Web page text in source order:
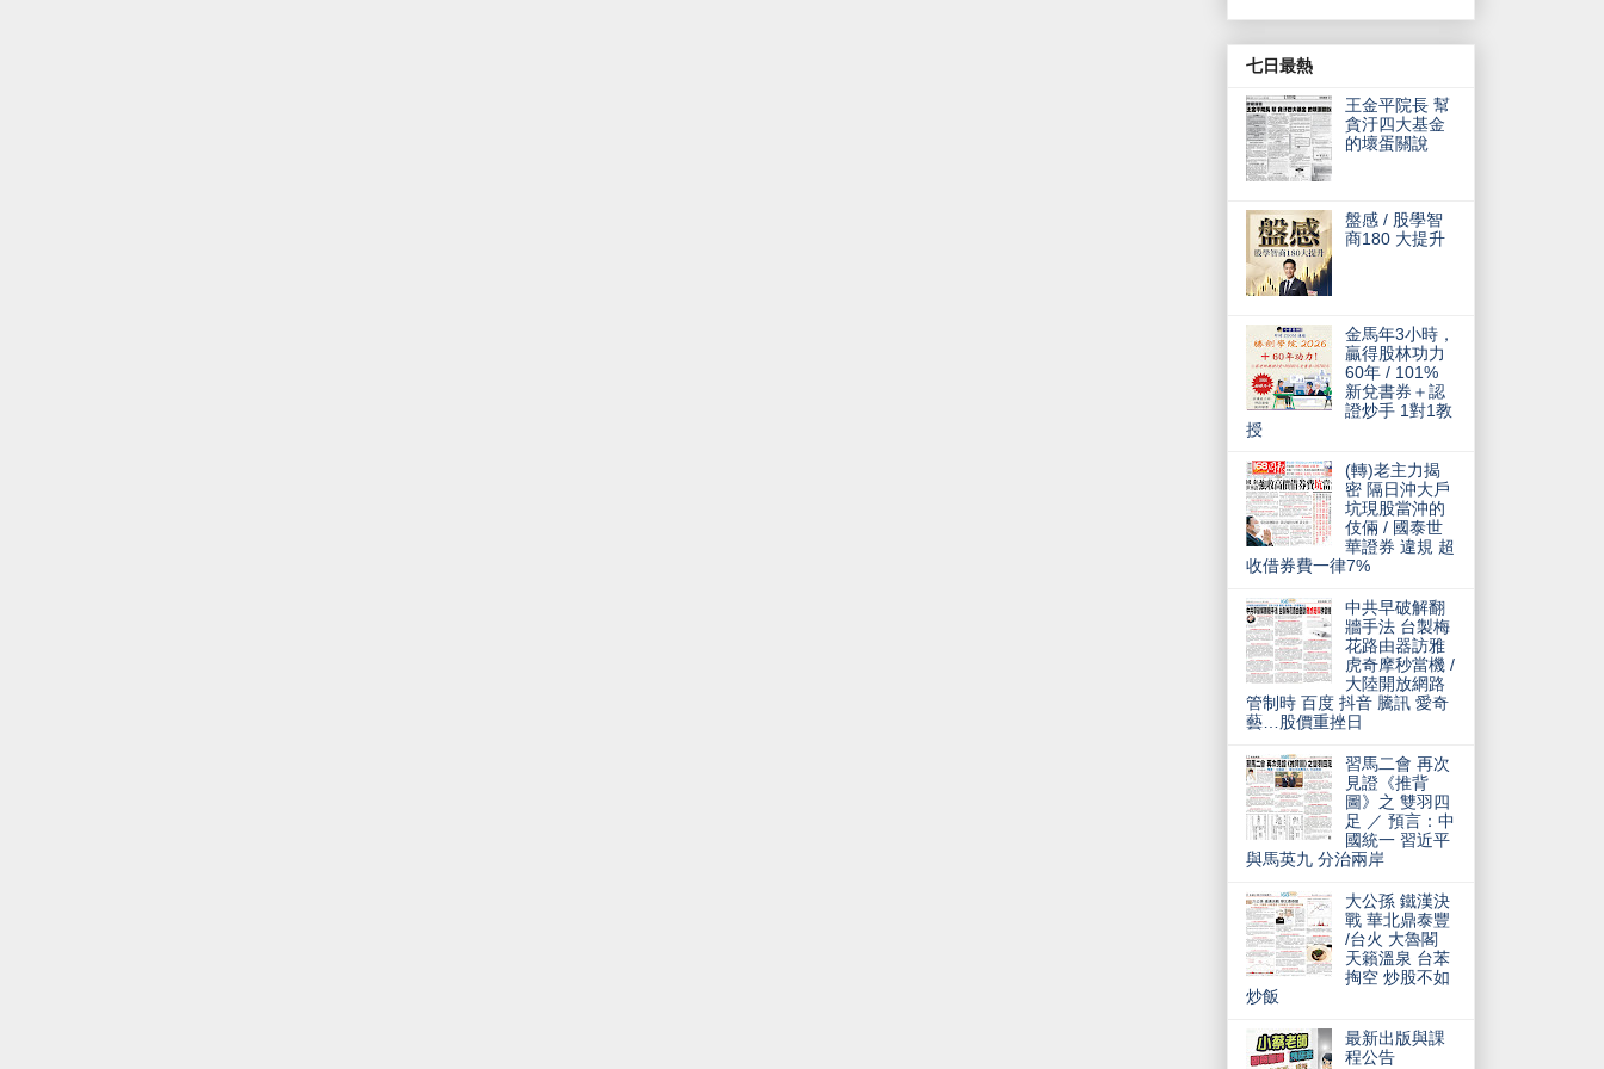
七日最熱
王金平院長 幫
貪汙四大基金
的壞蛋關說
盤感 / 股學智
商180 大提升
金馬年3小時，
贏得股林功力
60年 / 101%
新兌書券＋認
證炒手 1對1教
授
(轉)老主力揭
密 隔日沖大戶
坑現股當沖的
伎倆 / 國泰世
華證券 違規 超
收借券費一律7%
中共早破解翻
牆手法 台製梅
花路由器訪雅
虎奇摩秒當機 /
大陸開放網路
管制時 百度 抖音 騰訊 愛奇
藝…股價重挫日
習馬二會 再次
見證《推背
圖》之 雙羽四
足 ／ 預言：中
國統一 習近平
與馬英九 分治兩岸
大公孫 鐵漢決
戰 華北鼎泰豐
/台火 大魯閣
天籟溫泉 台苯
掏空 炒股不如
炒飯
最新出版與課
程公告